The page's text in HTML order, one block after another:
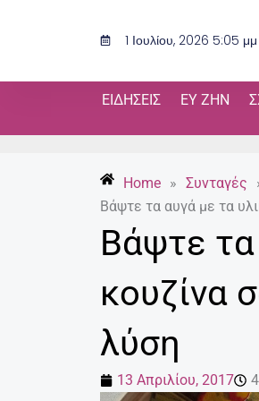
1 Ιουλίου, 2026 5:05 μμ
ΕΙΔΉΣΕΙΣ ΕΥ ΖΗΝ
Home » Συνταγές
Βάψτε τα αυγά με τα
Βάψτε
κουζίνα
λύση
13 Απριλίου, 2017